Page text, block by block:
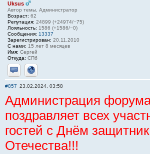
Uksus
Автор темы, Администратор
Возраст: 62
Репутация: 24899 (+24974/−75)
Лояльность: 1586 (+1586/−0)
Сообщения: 13337
Зарегистрирован: 20.11.2010
С нами: 15 лет 8 месяцев
Имя: Сергей
Откуда: СПб
Отправить личное сообщение
Сайт
#857 23.02.2024, 03:58
Администрация
поздравляет всех
гостей с Днём
Отечества!!!